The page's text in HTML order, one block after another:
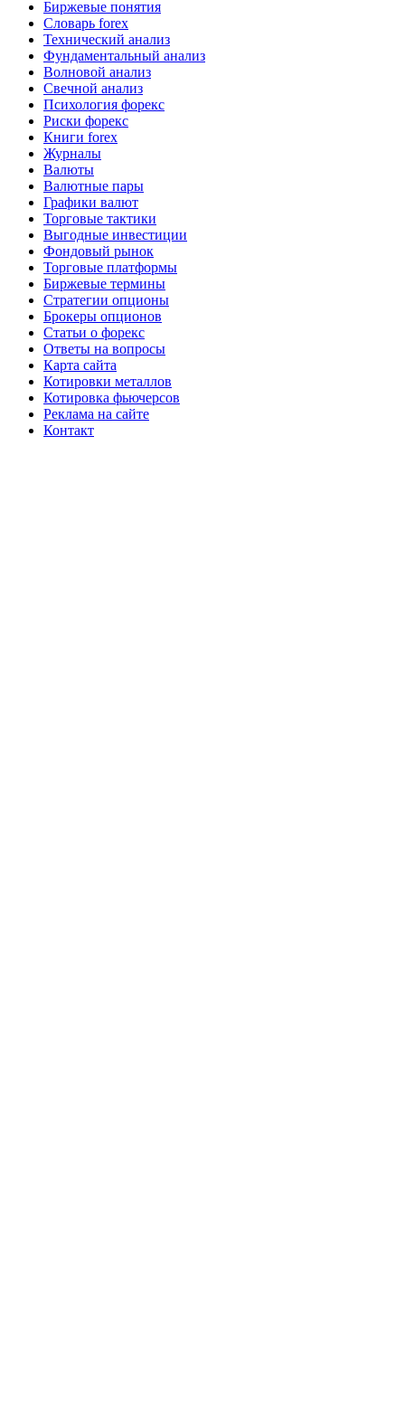
Биржевые понятия
Словарь forex
Технический анализ
Фундаментальный анализ
Волновой анализ
Свечной анализ
Психология форекс
Риски форекс
Книги forex
Журналы
Валюты
Валютные пары
Графики валют
Торговые тактики
Выгодные инвестиции
Фондовый рынок
Торговые платформы
Биржевые термины
Стратегии опционы
Брокеры опционов
Статьи о форекс
Ответы на вопросы
Карта сайта
Котировки металлов
Котировка фьючерсов
Реклама на сайте
Контакт